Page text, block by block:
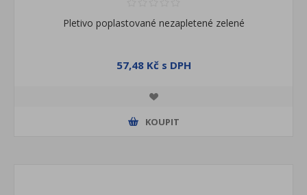
Pletivo poplastované nezapletené zelené
57,48 Kč s DPH
KOUPIT